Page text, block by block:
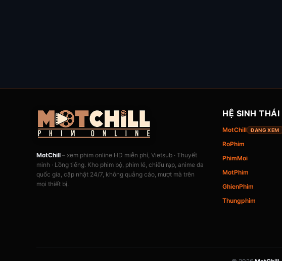
MotChill – xem phim online HD miễn phí, Vietsub · Thuyết
minh · Lồng tiếng. Kho phim bộ, phim lẻ, chiếu rạp, anime đa
quốc gia, cập nhật 24/7, không quảng cáo, mượt mà trên
mọi thiết bị.
HỆ SINH THÁI
MotChill ĐANG XEM
RoPhim
PhimMoi
MotPhim
GhienPhim
Thungphim